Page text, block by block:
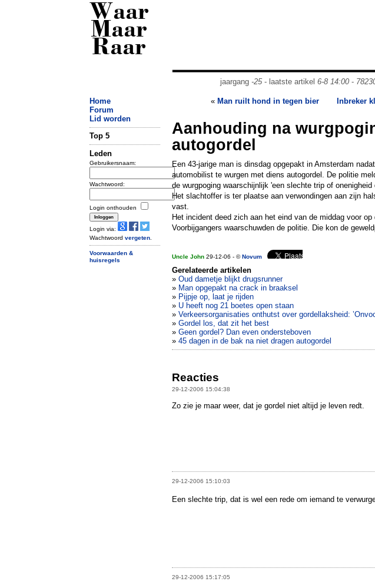
Waar
Maar
Raar
jaargang -25- laatste artikel 6-8 14:00-
Home
Forum
Lid worden
Top 5
Leden
Gebruikersnaam:
Wachtwoord:
Login onthouden
Login via:
Wachtwoord vergeten
Voorwaarden &
huisregels
« Man ruilt hond in tegen bier Inbreker
Aanhouding na
autogordel
Een 43-jarige man is dinsdag opgepakt in Amsterdam
automobilist te wurgen met diens autogordel. De politie
de wurgpoging waarschijnlijk 'een slechte trip of onenigheid
Het slachtoffer is ter plaatse aan verwondingen aan zijn
vast.
Het incident deed zich aan het eind van de middag voor
Voorbijgangers waarschuwden de politie. Die kon de
Uncle John 29-12-06 - ©Novum
Gerelateerde artikelen
» Oud dametje blijkt drugsrunner
» Man opgepakt na crack in braaksel
» Pijpje op, laat je rijden
» U heeft nog 21 boetes open staan
» Verkeersorganisaties onthutst over gordellaksheid:
» Gordel los, dat zit het best
» Geen gordel? Dan even ondersteboven
» 45 dagen in de bak na niet dragen autogordel
Reacties
29-12-2006 15:04:38
Zo zie je maar weer, dat je gordel niet altijd je leven redt.
29-12-2006 15:10:03
Een slechte trip, dat is wel een rede om iemand te
29-12-2006 15:17:05